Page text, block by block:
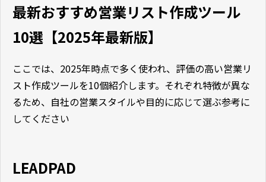
最新おすすめ営業リスト作成ツール
10選【2025年最新版】
ここでは、2025年時点で多く使われ、評価の高い営業リ
スト作成ツールを10個紹介します。それぞれ特徴が異な
るため、自社の営業スタイルや目的に応じて選ぶ参考に
してください
LEADPAD